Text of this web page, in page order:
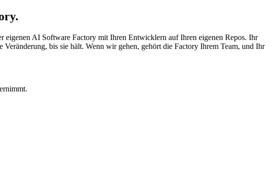
eigenen AI Software Factory mit Ihren Entwicklern auf Ihren eigenen Repos. Ihr
bis sie hält. Wenn wir gehen, gehört die Factory Ihrem Team, und Ihr